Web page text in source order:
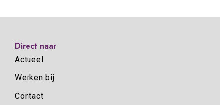
Direct naar
Actueel
Werken bij
Contact